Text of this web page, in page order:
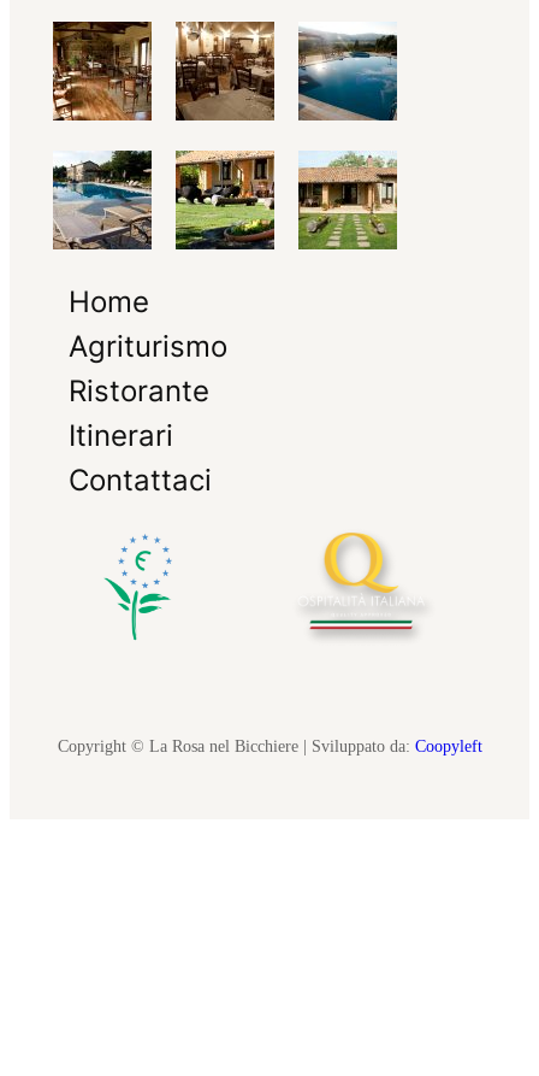
Home
Agriturismo
Ristorante
Itinerari
Contattaci
Copyright © La Rosa nel Bicchiere | Sviluppato da: Coopyleft